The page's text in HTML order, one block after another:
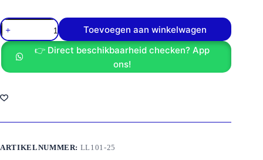
Polyamide
slang
10x1
mtr.
NP
Toevoegen aan winkelwagen
👉 Direct beschikbaarheid checken? App
ons!
ARTIKELNUMMER: LL101-25